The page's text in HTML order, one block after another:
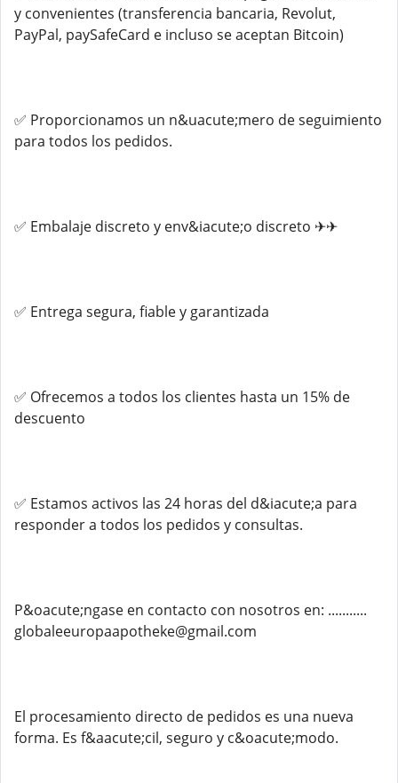
y convenientes (transferencia bancaria, Revolut,
PayPal, paySafeCard e incluso se aceptan Bitcoin)
✅ Proporcionamos un n&uacute;mero de seguimiento
para todos los pedidos.
✅ Embalaje discreto y env&iacute;o discreto ✈✈
✅ Entrega segura, fiable y garantizada
✅ Ofrecemos a todos los clientes hasta un 15% de
descuento
✅ Estamos activos las 24 horas del d&iacute;a para
responder a todos los pedidos y consultas.
P&oacute;ngase en contacto con nosotros en: ...........
globaleeuropaapotheke@gmail.com
El procesamiento directo de pedidos es una nueva
forma. Es f&aacute;cil, seguro y c&oacute;modo.